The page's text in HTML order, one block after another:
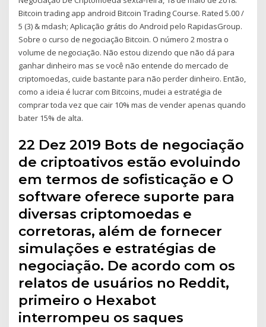
Bitcoin trading app android Bitcoin Trading Course. Rated 5.00 /
5 (3) & mdash; Aplicação grátis do Android pelo RapidasGroup.
Sobre o curso de negociação Bitcoin. O número 2 mostra o
volume de negociação. Não estou dizendo que não dá para
ganhar dinheiro mas se você não entende do mercado de
criptomoedas, cuide bastante para não perder dinheiro. Então,
como a ideia é lucrar com Bitcoins, mudei a estratégia de
comprar toda vez que cair 10% mas de vender apenas quando
bater 15% de alta.
22 Dez 2019 Bots de negociação
de criptoativos estão evoluindo
em termos de sofisticação e O
software oferece suporte para
diversas criptomoedas e
corretoras, além de fornecer
simulações e estratégias de
negociação. De acordo com os
relatos de usuários no Reddit,
primeiro o Hexabot
interrompeu os saques